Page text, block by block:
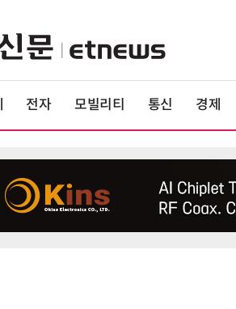
전자 모빌리티 통신 경제